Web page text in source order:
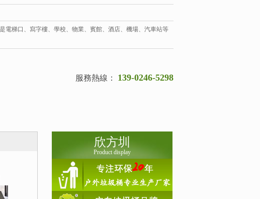
電梯口、寫字樓、學校、物業、賓館、酒店、機場、汽車站等
服務熱線： 139-0246-5298
欣方圳
Product display